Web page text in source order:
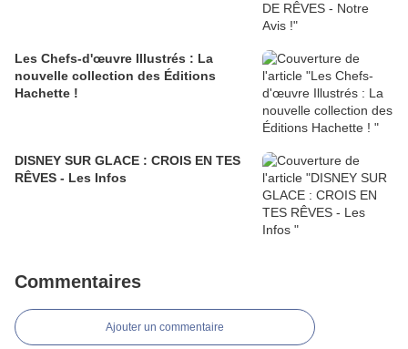
Les Chefs-d'œuvre Illustrés : La
nouvelle collection des Éditions
Hachette !
DISNEY SUR GLACE : CROIS EN TES
RÊVES - Les Infos
Commentaires
Ajouter un commentaire